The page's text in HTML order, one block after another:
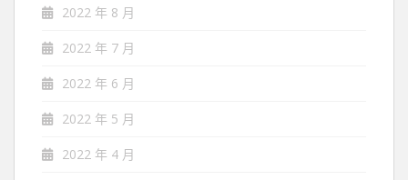
2022 年 8 月
2022 年 7 月
2022 年 6 月
2022 年 5 月
2022 年 4 月